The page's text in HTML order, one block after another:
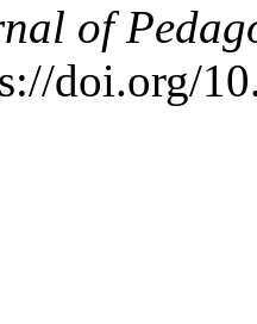
of
doi.org/